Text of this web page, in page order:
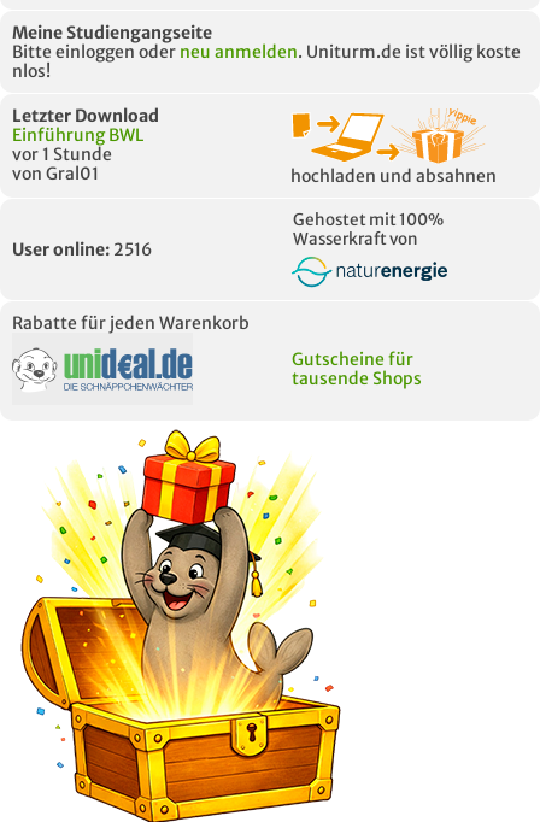
Meine Studiengangseite
Bitte einloggen oder neu anmelden. Uniturm.de ist völlig koste
nlos!
Letzter Download
Einführung BWL
vor 1 Stunde
von Gral01
hochladen und absahnen
User online: 2516
Gehostet mit 100%
Wasserkraft von
Rabatte für jeden Warenkorb
Gutscheine für
tausende Shops